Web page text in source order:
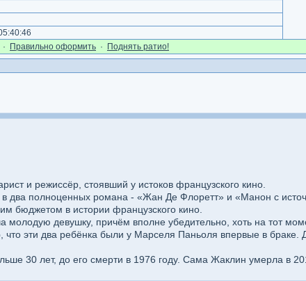
· Правильно оформить · Поднять ратио!
и режиссёр, стоявший у истоков французского кино.
два полноценных романа - «Жан Де Флоретт» и «Манон с
бюджетом в истории французского кино.
девушку, причём вполне убедительно, хоть на тот
эти два ребёнка были у Марселя Паньоля впервые в браке.
30 лет, до его смерти в 1976 году. Сама Жаклин умерла в